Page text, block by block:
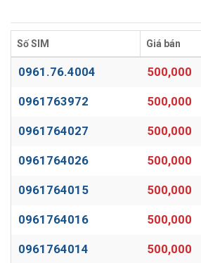
Số SIM Giá bán
0961.76.4004 500,000
0961763972 500,000
0961764027 500,000
0961764026 500,000
0961764015 500,000
0961764016 500,000
0961764014 500,000